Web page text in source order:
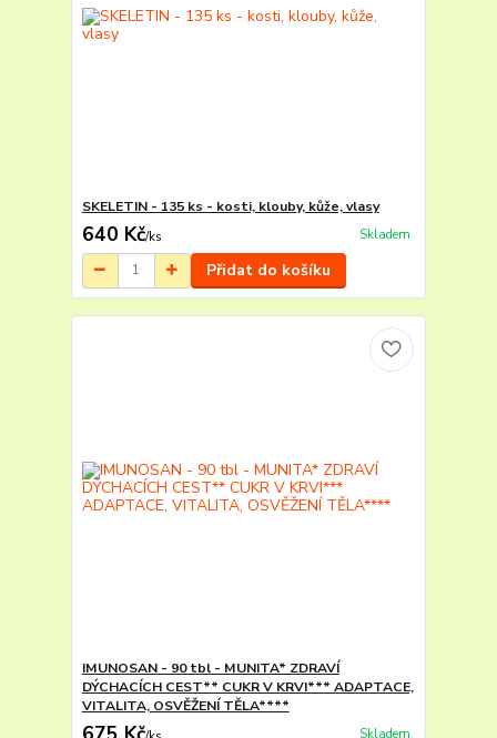
SKELETIN - 135 ks - kosti, klouby, kůže, vlasy
640 Kč/ks Skladem
Přidat do košíku
IMUNOSAN - 90 tbl - MUNITA* ZDRAVÍ
DÝCHACÍCH CEST** CUKR V KRVI*** ADAPTACE,
VITALITA, OSVĚŽENÍ TĚLA****
Skladem